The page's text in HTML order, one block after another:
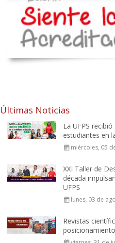
Últimas Noticias
La UFPS
estudiantes en
miércoles, 05
XXI Taller de
década
UFPS
lunes, 03 de
Revistas